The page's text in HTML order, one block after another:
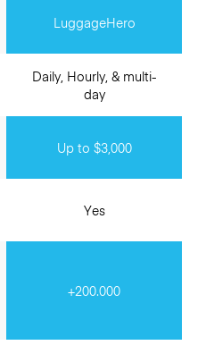
LuggageHero
Daily, Hourly, & multi-
day
Up to $3,000
Yes
+200.000